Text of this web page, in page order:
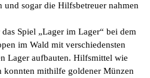
und sogar die Hilfsbetreuer nahmen
Spiel „Lager im Lager“ bei dem
im Wald mit verschiedensten
Lager aufbauten. Hilfsmittel wie
konnten mithilfe goldener Münzen